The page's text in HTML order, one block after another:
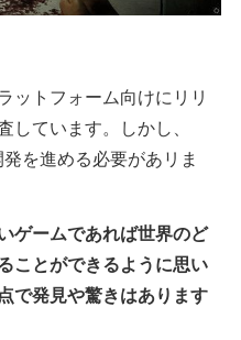
ットフォーム向けにリリ
ています。しかし、
を進める必要があリま
ームであれば世界のど
ことができるように思い
で発見や驚きはあります